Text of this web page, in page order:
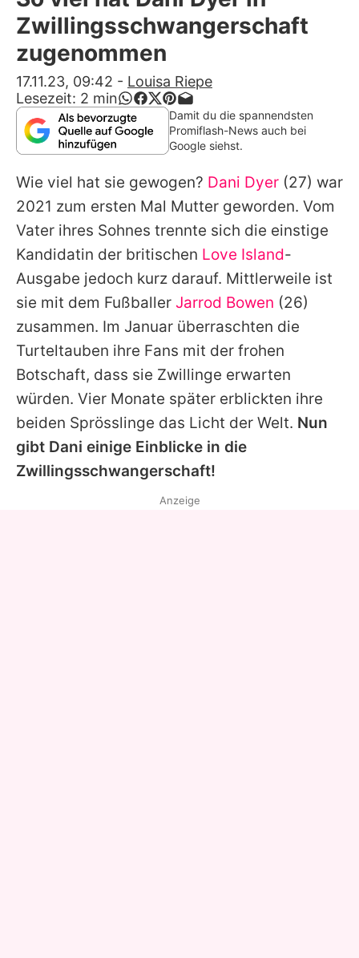
Alle Themen auf Promiflash
App runterladen
Team
Redaktionelle Richtlinien
Impressum
Datenschutzerklärung
Nutzungsbedingungen
Utiq verwalten
Zwillingsschwangerschaft
zugenommen
17.11.23, 09:42 - Louisa Riepe
Lesezeit: 2 min
Damit du die spannendsten
Promiflash-News auch bei
Google siehst.
Wie viel hat sie gewogen? Dani Dyer (27) war
2021 zum ersten Mal Mutter geworden. Vom
Vater ihres Sohnes trennte sich die einstige
Kandidatin der britischen Love Island-
Ausgabe jedoch kurz darauf. Mittlerweile ist
sie mit dem Fußballer Jarrod Bowen (26)
zusammen. Im Januar überraschten die
Turteltauben ihre Fans mit der frohen
Botschaft, dass sie Zwillinge erwarten
würden. Vier Monate später erblickten ihre
beiden Sprösslinge das Licht der Welt. Nun
gibt Dani einige Einblicke in die
Zwillingsschwangerschaft!
Anzeige